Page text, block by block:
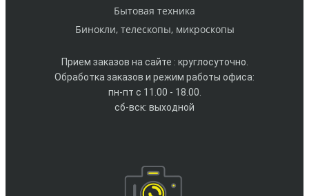
Бытовая техника
Бинокли, телескопы, микроскопы
Прием заказов на сайте : круглосуточно.
Обработка заказов и режим работы офиса:
пн-пт с 11.00 - 18.00.
сб-вск: выходной